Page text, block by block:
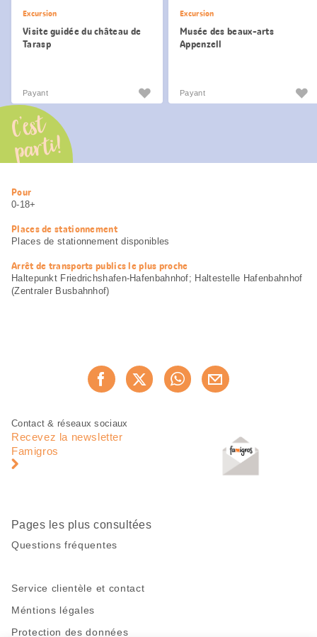
Excursion
Visite guidée du château de
Tarasp
Payant
Excursion
Musée des beaux-arts
Appenzell
Payant
C’est
parti!
Informations
utiles
Pour
0-18+
Places de stationnement
Places de stationnement disponibles
Arrêt de transports publics le plus proche
Haltepunkt Friedrichshafen-Hafenbahnhof; Haltestelle Hafenbahnhof
(Zentraler Busbahnhof)
Recommander maintenant
Pied
page
Navigation
pied
Contact & réseaux sociaux
Recevez la newsletter
Famigros
Pages les plus consultées
Questions fréquentes
Service clientèle et contact
Méntions légales
Protection des données